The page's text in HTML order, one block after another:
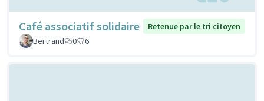
Café associatif solidaire
Retenue par le tri citoyen
Bertrand
0 6